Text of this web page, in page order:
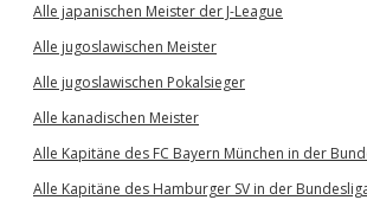
Alle japanischen Meister der J-League
Alle jugoslawischen Meister
Alle jugoslawischen Pokalsieger
Alle kanadischen Meister
Alle Kapitäne des FC Bayern München in der
Alle Kapitäne des Hamburger SV in der